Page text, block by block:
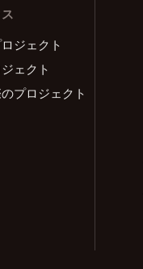
ジェクト
ェクト
プロジェクト